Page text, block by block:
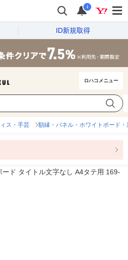
i
ID新規取得
ロハコメニュー
ス・手芸 額縁・パネル・ホワイトボード・